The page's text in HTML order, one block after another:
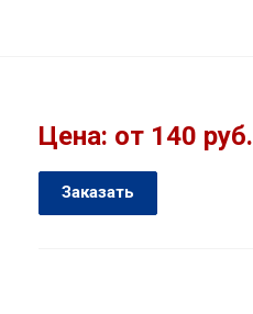
Цена: от 140 руб.
Заказать